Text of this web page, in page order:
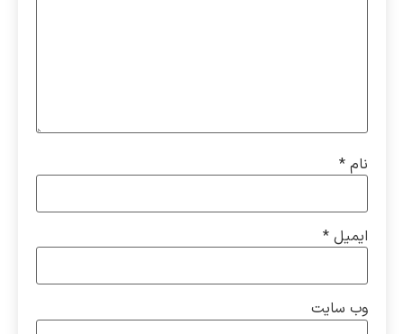
نام *
ایمیل *
وب‌ سایت